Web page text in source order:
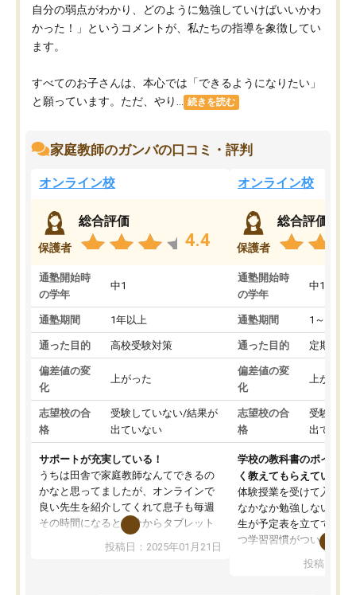
自分の弱点がわかり、どのように勉強していけばいいかわ
かった！」というコメントが、私たちの指導を象徴してい
ます。
すべてのお子さんは、本心では「できるようになりたい」
と願っています。ただ、やり...
続きを読む
家庭教師のガンバの口コミ・評判
オンライン校
保護者
総合評価
4.4
通塾開始時
の学年
中1
通塾期間 1年以上
通った目的 高校受験対策
偏差値の変
化
上がった
志望校の合
格
受験していない/結果が
出ていない
サポートが充実している！
うちは田舎で家庭教師なんてできるの
かなと思ってましたが、オンラインで
良い先生を紹介してくれて息子も毎週
その時間になると自分からタブレット
を開いてzoomを繋げるようになりまし
た！5科目なんでもOKなのもとても気
投稿日：2025年01月21日
オンライン校
保護者
総合評価
通塾開始時
の学年
中1
通塾期間 1～3ヵ月
通った目的 定期テス
偏差値の変
化
上がった
志望校の合
格
受験して
出ていな
学校の教科書のポイント
く教えてもらえている
体験授業を受けて入塾し
なかなか勉強しない息子
生が予定表を立ててくれ
つ学習習慣がついてきま
指導が無い日も予定表
投稿日：